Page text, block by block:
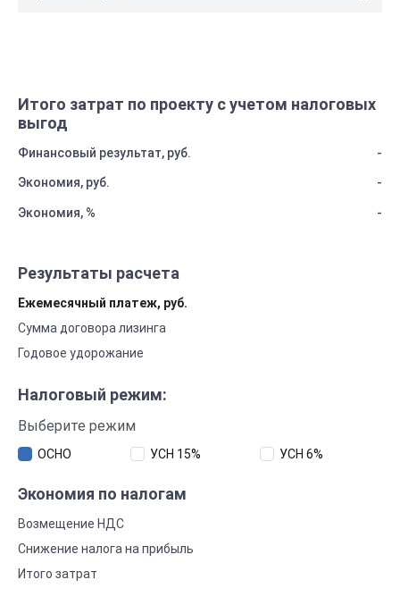
Итого затрат по проекту с учетом налоговых
выгод
Финансовый результат, руб. -
Экономия, руб. -
Экономия, % -
Результаты расчета
Ежемесячный платеж, руб.
Сумма договора лизинга
Годовое удорожание
Налоговый режим:
Выберите режим
ОСНО УСН 15% УСН 6%
Экономия по налогам
Возмещение НДС
Снижение налога на прибыль
Итого затрат